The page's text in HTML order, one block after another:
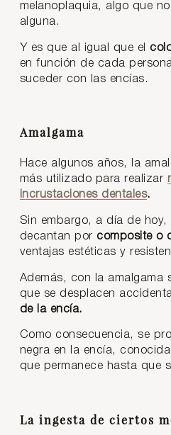
melanoplaquia, algo que
alguna.
Y es que al igual que el
en función de cada
suceder con las encías.
Amalgama
Hace algunos años, la
más utilizado para realizar
incrustaciones dentales.
Sin embargo, a día de hoy,
decantan por composite o
ventajas estéticas y
Además, con la amalgama
que se desplacen
de la encía.
Como consecuencia, se
negra en la encía,
que permanece hasta que
La ingesta de ciertos